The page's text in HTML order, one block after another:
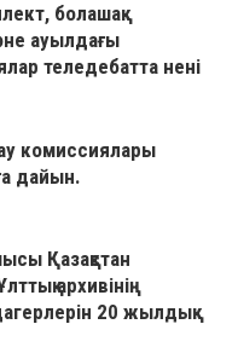
болашақ
ауылдағы
теледебатта нені
комиссиялары
дайын.
Қазақстан
архивінің
20 жылдық